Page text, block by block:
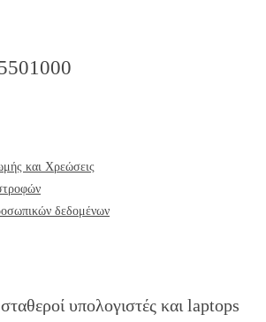
και Χρεώσεις
δεδομένων
υπολογιστές και laptops